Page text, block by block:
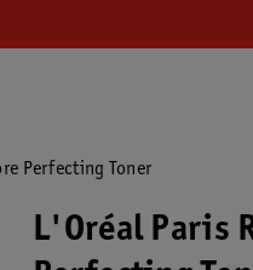
Perfecting Toner
L'Oréal Paris